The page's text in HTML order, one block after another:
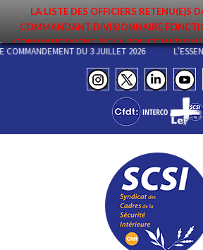
LA LISTE DES OFFICIERS RETENU(E)S
COMMANDANT DIVISIONNAIRE
COMMANDEMENT DE LA POLICE
PREMIER MOUVEMENT 2026 A ÉTÉ DIFFUSÉE.
PAGES PROTÉGÉES DU SITE.
COMMANDEMENT DU 3 JUILLET 2026